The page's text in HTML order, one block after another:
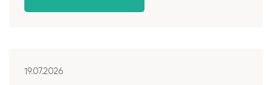
19.07.2026